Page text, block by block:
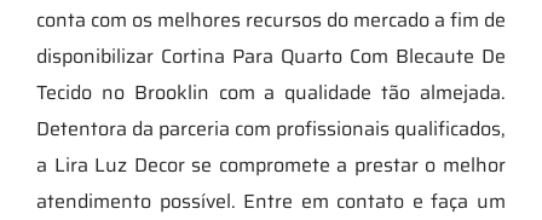
conta com os melhores recursos do mercado a fim de
disponibilizar Cortina Para Quarto Com Blecaute De
Tecido no Brooklin com a qualidade tão almejada.
Detentora da parceria com profissionais qualificados,
a Lira Luz Decor se compromete a prestar o melhor
atendimento possível. Entre em contato e faça um